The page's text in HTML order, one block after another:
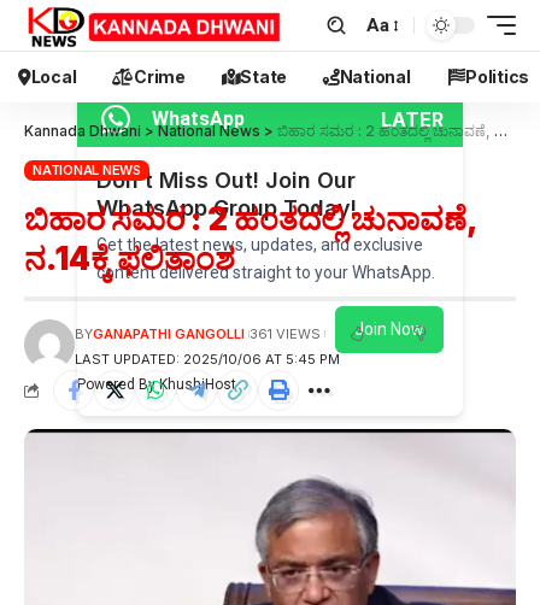
Aa
Local Crime State National Politics
Kannada Dhwani >National News > ಬಿಹಾರ ಸಮರ : 2 ಹಂತದಲ್ಲಿ ಚುನಾವಣೆ, ನ.14ಕ್ಕೆ ಫಲಿತಾಂಶ
NATIONAL NEWS
ಬಿಹಾರ ಸಮರ : 2 ಹಂತದಲ್ಲಿ ಚುನಾವಣೆ,
ನ.14ಕ್ಕೆ ಫಲಿತಾಂಶ
LAST UPDATED: 2025/10/06 AT 5:45 PM
BYGANAPATHI GANGOLLI 361 VIEWS
WhatsApp LATER
Don’t Miss Out! Join Our
WhatsApp Group Today!
Get the latest news, updates, and exclusive
content delivered straight to your WhatsApp.
Join Now
Powered By KhushiHost